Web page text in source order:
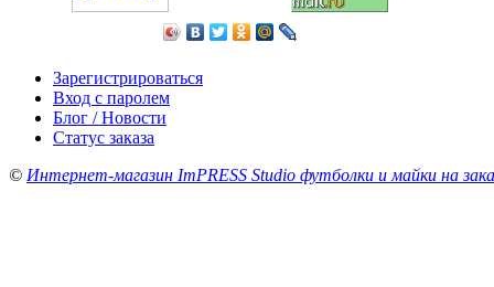
Зарегистрироваться
Вход с паролем
Блог / Новости
Статус заказа
© Интернет-магазин ImPRESS Studio футболки и майки на